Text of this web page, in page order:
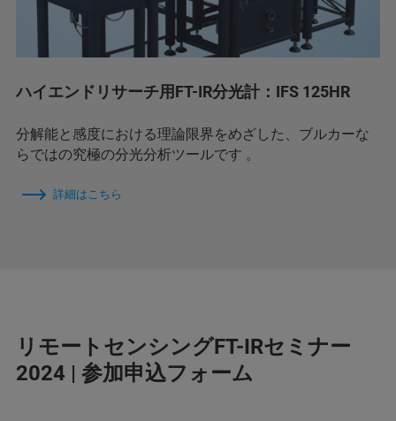
ハイエンドリサーチ用FT-IR分光計：IFS 125HR
分解能と感度における理論限界をめざした、ブルカーな
らではの究極の分光分析ツールです 。
詳細はこちら
リモートセンシングFT-IRセミナー
2024 | 参加申込フォーム